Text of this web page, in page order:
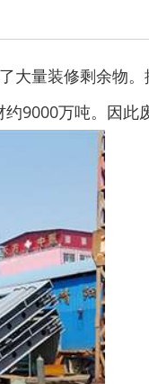
大量装修剩余物
9000万吨。因此